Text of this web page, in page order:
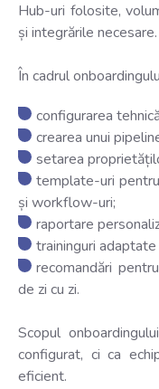
Hub-uri folosite,
și integrările necesare.
În cadrul
configurarea
crearea unui
setarea
template-uri
și workflow-uri;
raportare
traininguri
recomandări
de zi cu zi.
Scopul
configurat, ci ca
eficient.